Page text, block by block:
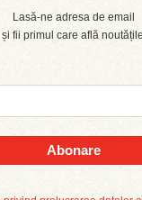
Lasă-ne adresa de email
și fii primul care află
Abonare